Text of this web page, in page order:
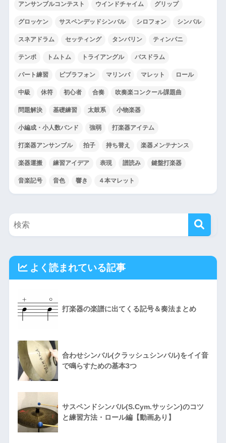
アンサンブルコンテスト ウインドチャイム グリップ
グロッケン サスペンデッドシンバル シロフォン シンバル
スネアドラム セッティング タンバリン ティンパニ
テンポ トムトム トライアングル バスドラム
パート練習 ビブラフォン マリンバ マレット ロール
中級 休符 初心者 合奏 吹奏楽コンクール課題曲
問題解決 基礎練習 太鼓系 小物楽器
小編成・小人数バンド 強弱 打楽器アイテム
打楽器アンサンブル 拍子 持ち替え 楽器メンテナンス
楽器運搬 練習アイデア 表現 譜読み 鍵盤打楽器
音楽記号 音色 響き ４本マレット
よく読まれている記事
打楽器の楽譜に出てくる記号＆奏法まとめ
合わせシンバル(クラッシュシンバル)をイイ音
で鳴らすための基本3つ
サスペンドシンバル(S.Cym.サッシン)のコツ
と練習方法・ロール編【動画あり】